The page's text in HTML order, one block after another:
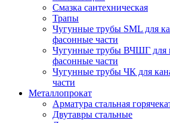
Смазка сантехническая
Трапы
Чугунные трубы SML для
фасонные части
Чугунные трубы ВЧШГ для
фасонные части
Чугунные трубы ЧК для
части
Металлопрокат
Арматура стальная
Двутавры стальные